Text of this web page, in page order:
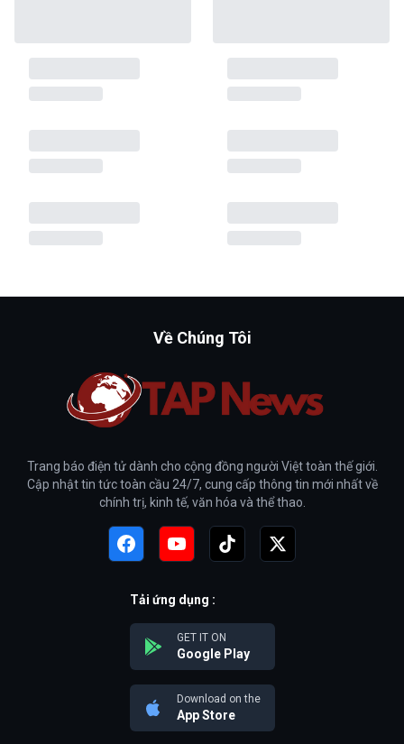
Về Chúng Tôi
Trang báo điện tử dành cho cộng đồng người Việt toàn thế giới.
Cập nhật tin tức toàn cầu 24/7, cung cấp thông tin mới nhất về
chính trị, kinh tế, văn hóa và thể thao.
Tải ứng dụng :
GET IT ON
Google Play
Download on the
App Store